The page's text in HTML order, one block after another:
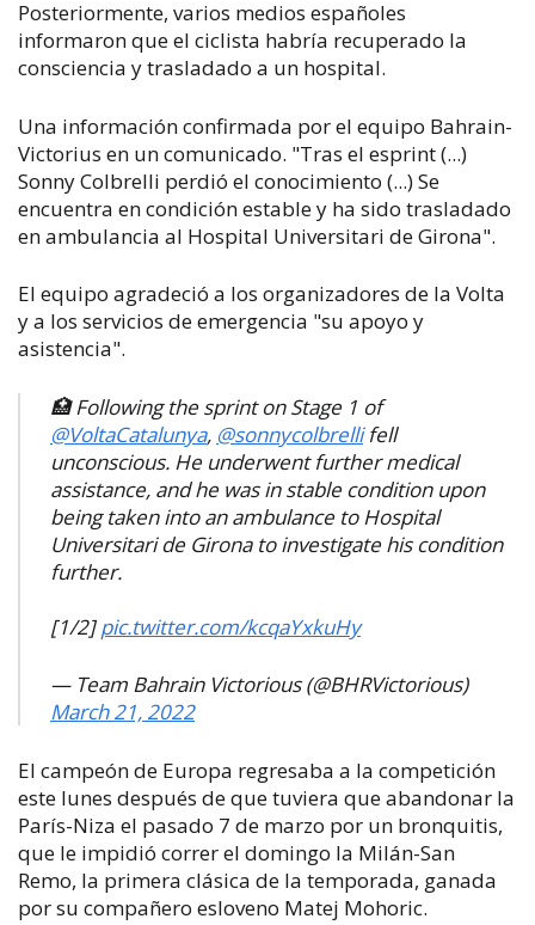
Posteriormente, varios medios españoles
informaron que el ciclista habría recuperado la
consciencia y trasladado a un hospital.
Una información confirmada por el equipo Bahrain-
Victorius en un comunicado. "Tras el esprint (...)
Sonny Colbrelli perdió el conocimiento (...) Se
encuentra en condición estable y ha sido trasladado
en ambulancia al Hospital Universitari de Girona".
El equipo agradeció a los organizadores de la Volta
y a los servicios de emergencia "su apoyo y
asistencia".
🏥 Following the sprint on Stage 1 of
@VoltaCatalunya, @sonnycolbrellifell
unconscious. He underwent further medical
assistance, and he was in stable condition upon
being taken into an ambulance to Hospital
Universitari de Girona to investigate his condition
further.
[1/2]pic.twitter.com/kcqaYxkuHy
— Team Bahrain Victorious (@BHRVictorious)
March 21, 2022
El campeón de Europa regresaba a la competición
este lunes después de que tuviera que abandonar la
París-Niza el pasado 7 de marzo por un bronquitis,
que le impidió correr el domingo la Milán-San
Remo, la primera clásica de la temporada, ganada
por su compañero esloveno Matej Mohoric.